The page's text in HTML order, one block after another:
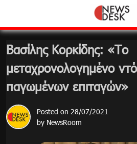
content
Βασίλης Κορκίδης: «Το
μεταχρονολογημένο
παγωμένων επιταγών»
Posted on 28/07/2021
by NewsRoom